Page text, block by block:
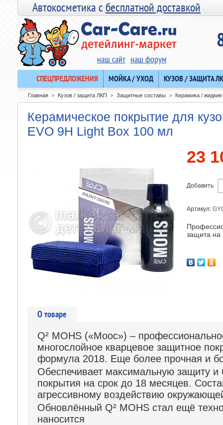
Автокосметика сбесплатной доставкой
наш сайт наш форум
СПЕЦПРЕДЛОЖЕНИЯ МОЙКА / УХОД КУЗОВ / ЗАЩИТА
Главная > Кузов / защита ЛКП > Защитные составы > Керамика /
Керамическое покрытие для
EVO 9H Light Box 100 мл
23
Добавить
Артикул:
защита на
О товаре
Q² MOHS («Моос») –
многослойное кварцевое защитное
формула 2018. Еще более прочная и
Обеспечивает максимальную ‎защиту и
покрытия на срок ‎до 18 месяцев.
‎агрессивному воздействию
Обновлённый Q² MOHS стал ещё
наносится